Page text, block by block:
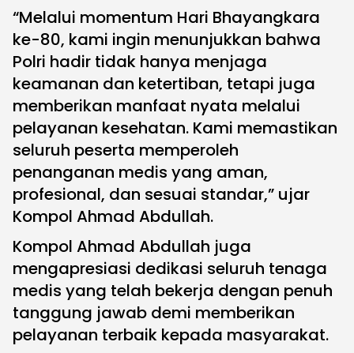
“Melalui momentum Hari Bhayangkara
ke-80, kami ingin menunjukkan bahwa
Polri hadir tidak hanya menjaga
keamanan dan ketertiban, tetapi juga
memberikan manfaat nyata melalui
pelayanan kesehatan. Kami memastikan
seluruh peserta memperoleh
penanganan medis yang aman,
profesional, dan sesuai standar,” ujar
Kompol Ahmad Abdullah.
Kompol Ahmad Abdullah juga
mengapresiasi dedikasi seluruh tenaga
medis yang telah bekerja dengan penuh
tanggung jawab demi memberikan
pelayanan terbaik kepada masyarakat.